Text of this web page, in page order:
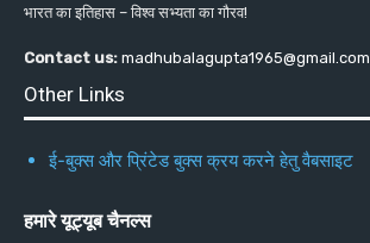
भारत का इतिहास – विश्व सभ्यता का गौरव!
Contact us: madhubalagupta1965@gmail.com
Other Links
ई-बुक्स और प्रिंटेड बुक्स क्रय करने हेतु वैबसाइट
हमारे यूट्यूब चैनल्स